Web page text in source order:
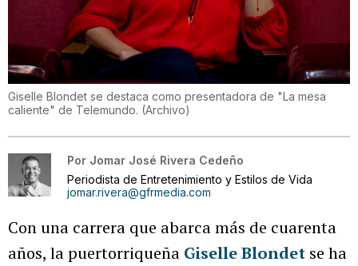
Giselle Blondet se destaca como presentadora de "La mesa
caliente" de Telemundo. (Archivo)
Por Jomar José Rivera Cedeño
Periodista de Entretenimiento y Estilos de Vida
jomar.rivera@gfrmedia.com
Con una carrera que abarca más de cuarenta
años, la puertorriqueña Giselle Blondet se ha